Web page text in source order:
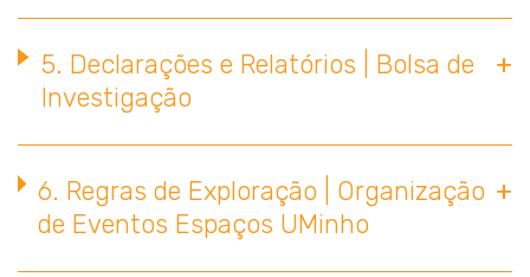
5. Declarações e Relatórios | Bolsa de
Investigação
6. Regras de Exploração | Organização
de Eventos Espaços UMinho